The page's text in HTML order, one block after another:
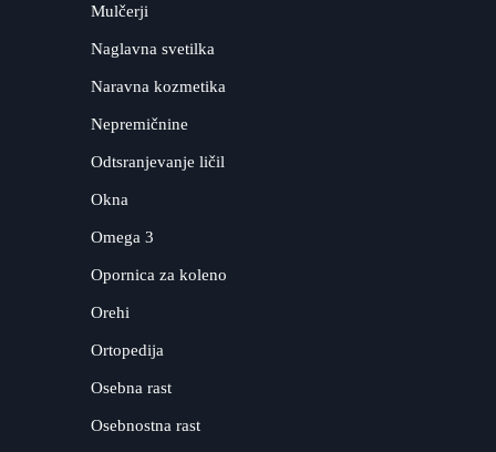
Mulčerji
Naglavna svetilka
Naravna kozmetika
Nepremičnine
Odtsranjevanje ličil
Okna
Omega 3
Opornica za koleno
Orehi
Ortopedija
Osebna rast
Osebnostna rast